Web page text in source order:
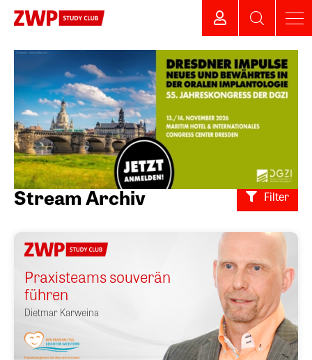
Stream Archiv Filter
Praxisteams souverän
führen
Dietmar Karweina